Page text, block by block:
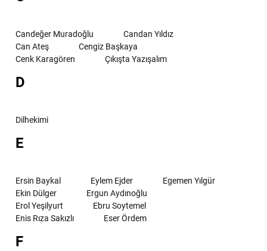
Candeğer Muradoğlu
Candan Yıldız
Can Ateş
Cengiz Başkaya
Cenk Karagören
Çıkışta Yazışalım
D
Dilhekimi
E
Ersin Baykal Eylem Ejder
Egemen Yılgür
Ekin Dülger
Ergun Aydınoğlu
Erol Yeşilyurt
Ebru Soytemel
Enis Rıza Sakızlı
Eser Ördem
F